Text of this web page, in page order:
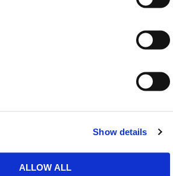
Show details
ALLOW ALL
Afval en absorptiemateriaal
Straatmeubilair